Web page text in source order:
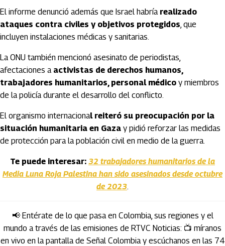
El informe denunció además que Israel habría realizado
ataques contra civiles y objetivos protegidos, que
incluyen instalaciones médicas y sanitarias.
La ONU también mencionó asesinato de periodistas,
afectaciones a activistas de derechos humanos,
trabajadores humanitarios, personal médico y miembros
de la policía durante el desarrollo del conflicto.
El organismo internacional reiteró su preocupación por la
situación humanitaria en Gaza y pidió reforzar las medidas
de protección para la población civil en medio de la guerra.
Te puede interesar: 32 trabajadores humanitarios de la
Media Luna Roja Palestina han sido asesinados desde octubre
de 2023.
📢 Entérate de lo que pasa en Colombia, sus regiones y el
mundo a través de las emisiones de RTVC Noticias: 📺 míranos
en vivo en la pantalla de Señal Colombia y escúchanos en las 74